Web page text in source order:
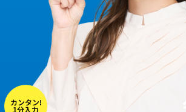
カンタン!
1分入力